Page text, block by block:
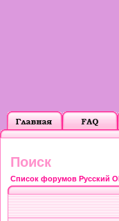
Поиск
Список форумов Русский